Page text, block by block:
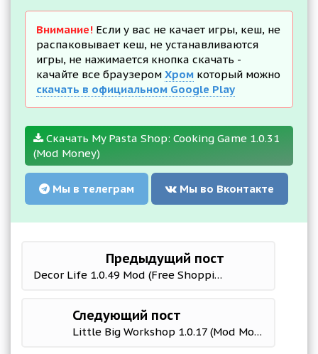
Внимание! Если у вас не качает игры, кеш, не
распаковывает кеш, не устанавливаются
игры, не нажимается кнопка скачать -
качайте все браузером Хром который можно
скачать в официальном Google Play
Скачать My Pasta Shop: Cooking Game 1.0.31
(Mod Money)
Мы в телеграм Мы во Вконтакте
Предыдущий пост
Decor Life 1.0.49 Mod (Free Shopping/No ads)
Следующий пост
Little Big Workshop 1.0.17 (Mod Money)